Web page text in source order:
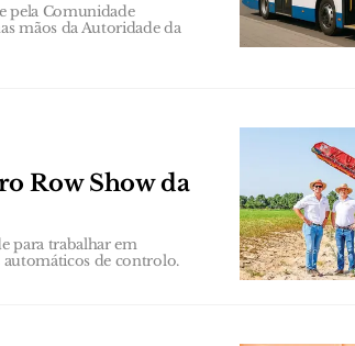
pela Comunidade
mãos da Autoridade da
Row Show da
para trabalhar em
automáticos de controlo.